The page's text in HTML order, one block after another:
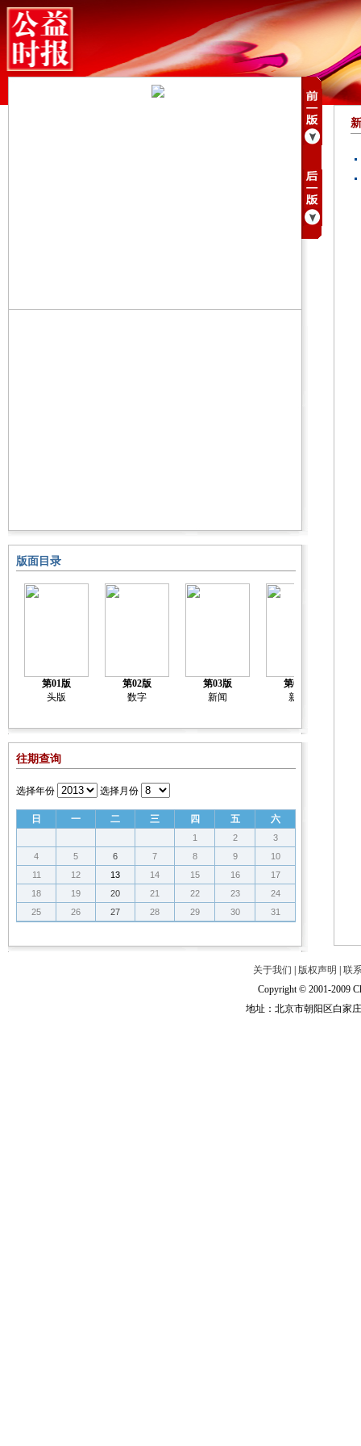
版面目录
第01版
头版
第02版
数字
第03版
新闻
第04版
新闻
往期查询
选择年份 选择月份
日 一 二 三 四 五 六
1 2
3
4
5 6 7 8 9
10
11
12 13 14 15 16
17
18
19 20 21 22 23
24
25
26 27 28 29 30 31
关于我们 版权声明
联
Copyright © 2001-2009
地址：北京市朝阳区白家